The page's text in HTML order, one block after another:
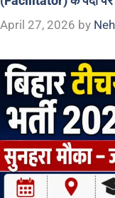
April 27, 2026 by